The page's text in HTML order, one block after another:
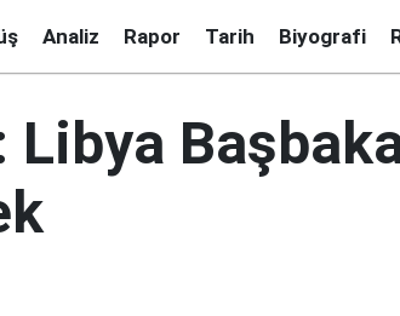
Analiz Rapor Tarih Biyografi